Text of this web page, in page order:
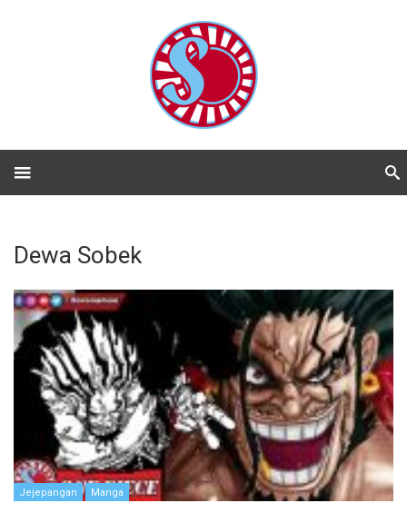
Dewa Sobek
Jejepangan Manga